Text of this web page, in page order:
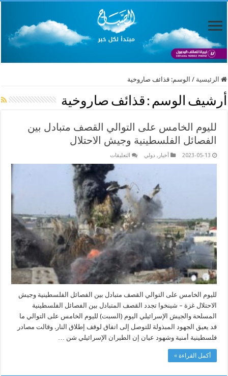
الرئيسية / الوسم:قذائف صاروخية
أرشيف الوسم : قذائف صاروخية
لليوم الخامس على التوالي القصف متبادل بين
الفصائل الفلسطينية وجيش الاحتلال
2023-05-13 أخبار , دولي التعليقات
الخامس
على
التوالي
القصف
متبادل
بين
الفصائل
الفلسطينية
وجيش
الاحتلال
مغلقة
لليوم الخامس على التوالي القصف متبادل بين الفصائل الفلسطينية وجيش
الاحتلال غزة – شينخوا تجدد القصف المتبادل بين الفصائل الفلسطينية
المسلحة والجيش الإسرائيلي اليوم (السبت) لليوم الخامس على التوالي ما
قد يعيق الجهود المبذولة للتوصل إلى اتفاق لوقف إطلاق النار. وقالت مصادر
فلسطينية أمنية وشهود عيان إن الطيران الإسرائيلي شن …
أكمل القراءة »